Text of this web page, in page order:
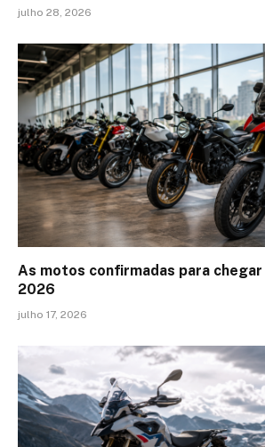
julho 28, 2026
As motos confirmadas para chegar
2026
julho 17, 2026